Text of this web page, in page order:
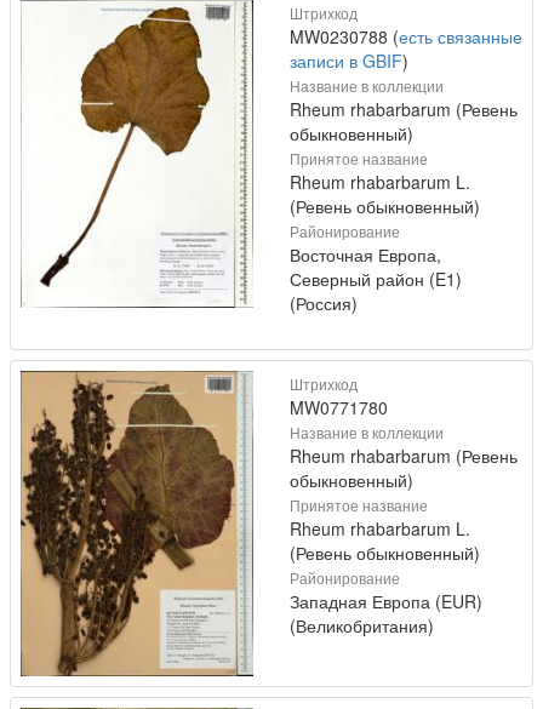
Штрихкод
MW0230788 (есть связанные
записи в GBIF)
Название в коллекции
Rheum rhabarbarum (Ревень
обыкновенный)
Принятое название
Rheum rhabarbarum L.
(Ревень обыкновенный)
Районирование
Восточная Европа,
Северный район (E1)
(Россия)
Штрихкод
MW0771780
Название в коллекции
Rheum rhabarbarum (Ревень
обыкновенный)
Принятое название
Rheum rhabarbarum L.
(Ревень обыкновенный)
Районирование
Западная Европа (EUR)
(Великобритания)